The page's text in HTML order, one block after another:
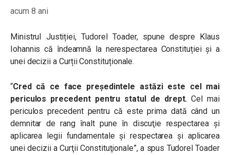
acum 8 ani
Ministrul Justiției, Tudorel Toader, spune despre Klaus
Iohannis că îndeamnă la nerespectarea Constituției și a
unei decizii a Curții Constituționale.
“Cred că ce face preşedintele astăzi este cel mai
periculos precedent pentru statul de drept. Cel mai
periculos precedent pentru că este prima dată când un
demnitar de rang înalt pune în discuţie respectarea şi
aplicarea legii fundamentale şi respectarea şi aplicarea
unei decizii a Curţii Constituţionale”, a spus Tudorel Toader